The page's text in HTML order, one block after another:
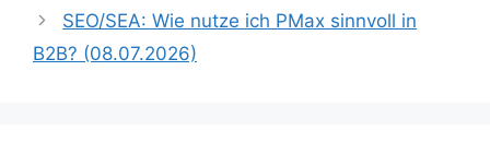
SEO/SEA: Wie nutze ich PMax sinnvoll in
B2B? (08.07.2026)